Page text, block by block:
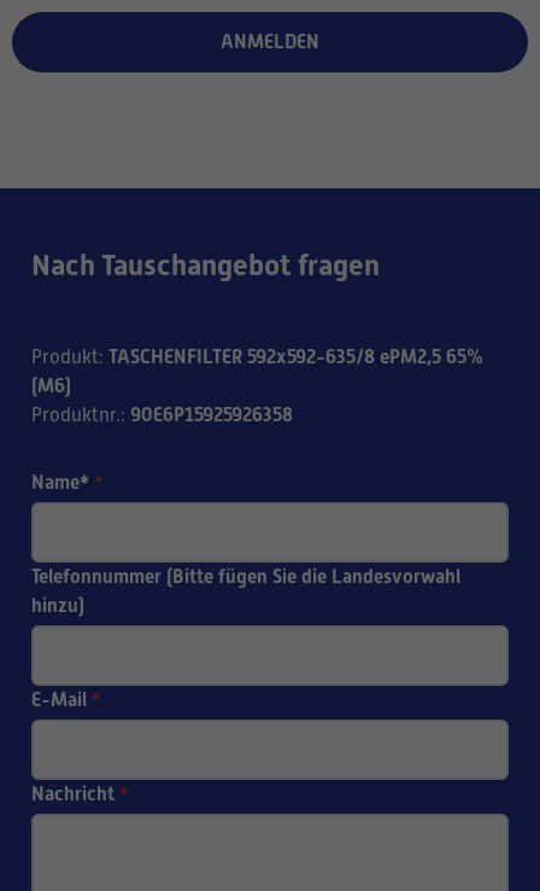
ANMELDEN
Nach Tauschangebot fragen
Produkt: TASCHENFILTER 592x592-635/8 ePM2,5 65%
(M6)
Produktnr.: 90E6P15925926358
Name* *
Telefonnummer (Bitte fügen Sie die Landesvorwahl
hinzu)
E-Mail *
Nachricht *